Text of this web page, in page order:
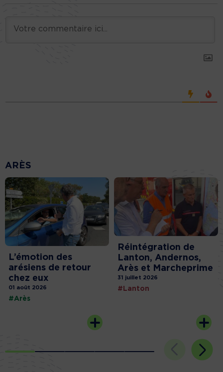
ARÈS
L’émotion des
arésiens de retour
chez eux
01 août 2026
#Arès
Réintégration de
Lanton, Andernos,
Arès et Marcheprime
31 juillet 2026
#Lanton